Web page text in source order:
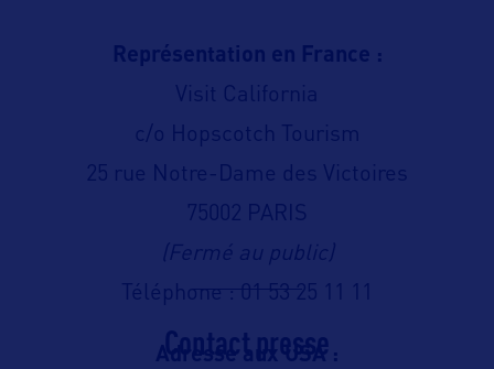
Représentation en France :
Visit California
c/o Hopscotch Tourism
25 rue Notre-Dame des Victoires
75002 PARIS
(Fermé au public)
Téléphone : 01 53 25 11 11
Adresse aux USA :
Contact presse